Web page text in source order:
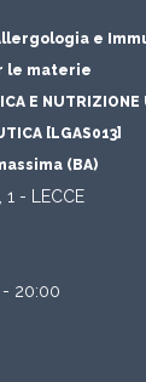
e
le materie
E NUTRIZIONE
[LGAS013]
(BA)
- LECCE
20:00